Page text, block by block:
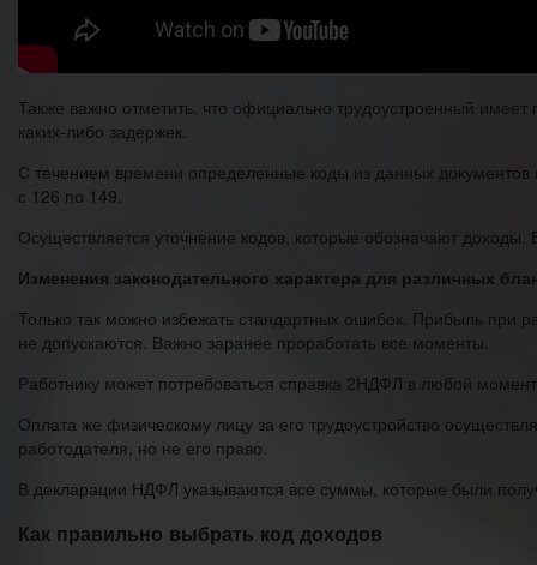
Также важно отметить, что официально трудоустроенный
каких-либо задержек.
С течением времени определенные коды из данных
с 126 по 149.
Осуществляется уточнение кодов, которые обозначают
Изменения законодательного характера для различных
Только так можно избежать стандартных ошибок. Прибыль при
не допускаются. Важно заранее проработать все моменты.
Работнику может потребоваться справка 2НДФЛ в любой
Оплата же физическому лицу за его трудоустройство
работодателя, но не его право.
В декларации НДФЛ указываются все суммы, которые были
Как правильно выбрать код доходов